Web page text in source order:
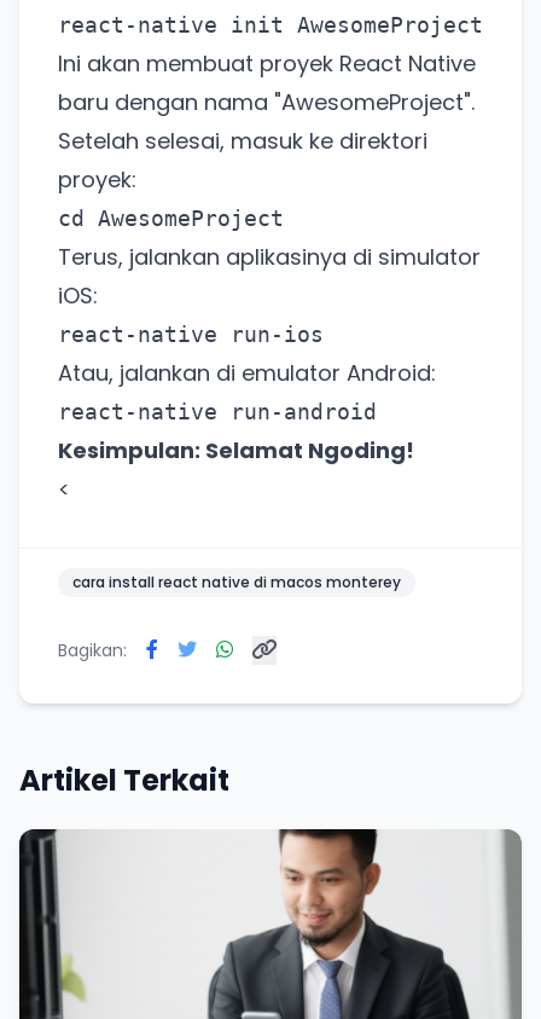
react-native init AwesomeProject
Ini akan membuat proyek React Native
baru dengan nama "AwesomeProject".
Setelah selesai, masuk ke direktori
proyek:
cd AwesomeProject
Terus, jalankan aplikasinya di simulator
iOS:
react-native run-ios
Atau, jalankan di emulator Android:
react-native run-android
Kesimpulan: Selamat Ngoding!
<
cara install react native di macos monterey
Bagikan:
Artikel Terkait
Ada Website Baru!
Khusus untuk kamu yang mau coba
Punya website SMM baru nih! Coba BulkFame
untuk pengalaman lebih baik.
Tanpa daftar ulang, gratis dicoba. Kamu tetap bisa
pakai Zona Sosmed kapan saja.
Coba BulkFame